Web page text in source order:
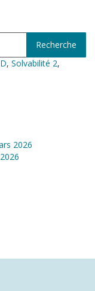
, Solvabilité 2,
2026